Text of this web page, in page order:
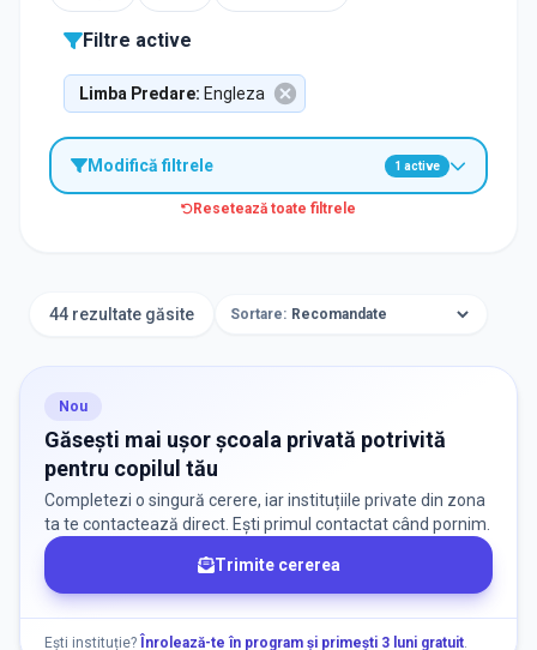
Filtre active
Limba Predare: Engleza
Modifică filtrele 1 active
Resetează toate filtrele
Instituții cu locuri disponibile
44 rezultate găsite Sortare:
Nou
Găsești mai ușor școala privată potrivită
pentru copilul tău
Completezi o singură cerere, iar instituțiile private din zona
ta te contactează direct. Ești primul contactat când pornim.
Trimite cererea
Ești instituție? Înrolează-te în program și primești 3 luni gratuit.